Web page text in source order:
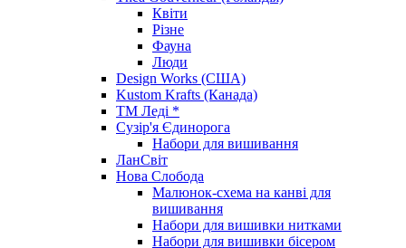
Квіти
Різне
Фауна
Люди
Design Works (США)
Kustom Krafts (Канада)
ТМ Леді *
Сузір'я Єдинорога
Набори для вишивання
ЛанСвіт
Нова Слобода
Малюнок-схема на канві для
вишивання
Набори для вишивки нитками
Набори для вишивки бісером